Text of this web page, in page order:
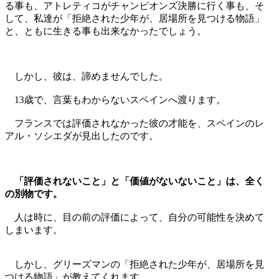
る事も、アトレティコがチャンピオンズ決勝に行く事も、そ
して、私達が「拒絶された少年が、居場所を見つける物語」
と、ともに生きる事も出来なかったでしょう。
しかし、彼は、諦めませんでした。
13歳で、言葉もわからないスペインへ渡ります。
フランスでは評価されなかった彼の才能を、スペインのレ
アル・ソシエダが見出したのです。
「評価されないこと」と「価値がないないこと」は、全く
の別物です。
人は時に、目の前の評価によって、自分の可能性を決めて
しまいます。
しかし、グリーズマンの「拒絶された少年が、居場所を見